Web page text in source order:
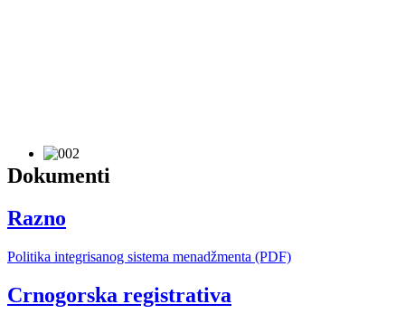
Dokumenti
Razno
Politika integrisanog sistema menadžmenta (PDF)
Crnogorska registrativa